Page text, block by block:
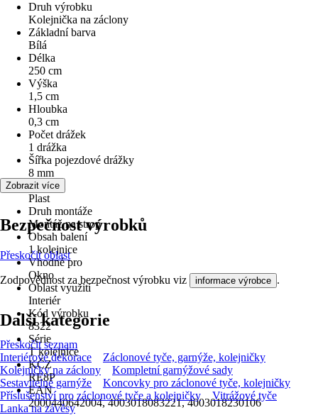
Druh výrobku
Kolejnička na záclony
Základní barva
Bílá
Délka
250 cm
Výška
1,5 cm
Hloubka
0,3 cm
Počet drážek
1 drážka
Šířka pojezdové drážky
8 mm
Materiál
Plast
Druh montáže
Montáž na strop
Obsah balení
1 kolejnice
Vhodné pro
Okno
Oblast využití
Interiér
Kód výrobku
8322
Série
T kolejnice
KČZ
RE8P
EAN
2000440642004, 4003018083221, 4003018230106
Zobrazit více
Bezpečnost výrobků
Přeskočit oblast
Zodpovědnost za bezpečnost výrobku viz informace výrobce .
Další kategorie
Přeskočit seznam
Interiérové dekorace
Záclonové tyče, garnýže, kolejničky
Kolejničky na záclony
Kompletní garnýžové sady
Sestavitelné garnýže
Koncovky pro záclonové tyče, kolejničky
Příslušenství pro záclonové tyče a kolejničky
Vitrážové tyče
Lanka na závěsy